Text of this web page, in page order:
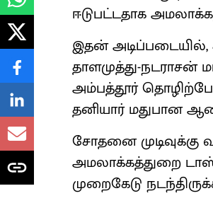
ஈடுபட்டதாக
இதன் அடிப்படையில்,
தாளமுத்து-
அம்பத்தூர்
தனியார் மதுபான
சோதனை முடிவுக்கு
அமலாக்கத்துறை
முறைகேடு